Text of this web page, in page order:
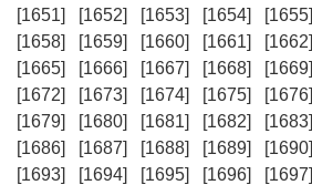
[1651]
[1652] [1653] [1654] [1655]
[1658]
[1659] [1660] [1661] [1662]
[1665]
[1666] [1667] [1668] [1669]
[1672]
[1673] [1674] [1675] [1676]
[1679]
[1680] [1681] [1682] [1683]
[1686]
[1687] [1688] [1689] [1690]
[1693]
[1694] [1695] [1696] [1697]